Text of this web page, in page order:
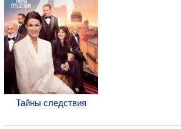
Тайны следствия